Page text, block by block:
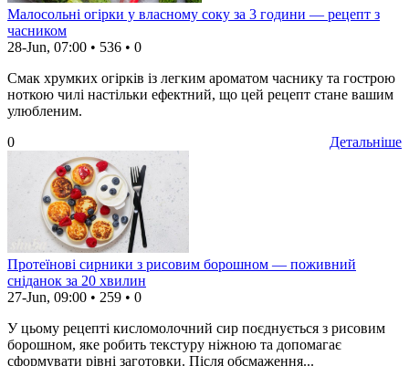
Малосольні огірки у власному соку за 3 години — рецепт з
часником
28-Jun, 07:00 • 536 • 0
Смак хрумких огірків із легким ароматом часнику та гострою
ноткою чилі настільки ефектний, що цей рецепт стане вашим
улюбленим.
Детальніше
0
Протеїнові сирники з рисовим борошном — поживний
сніданок за 20 хвилин
27-Jun, 09:00 • 259 • 0
У цьому рецепті кисломолочний сир поєднується з рисовим
борошном, яке робить текстуру ніжною та допомагає
сформувати рівні заготовки. Після обсмаження...